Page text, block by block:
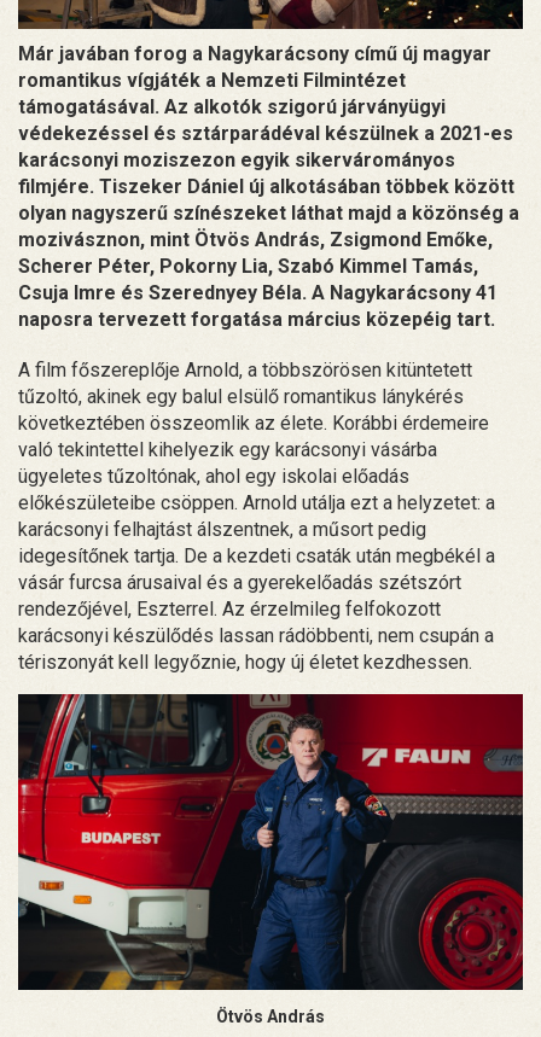
Már javában forog a Nagykarácsony című új magyar
romantikus vígjáték a Nemzeti Filmintézet
támogatásával. Az alkotók szigorú járványügyi
védekezéssel és sztárparádéval készülnek a 2021-es
karácsonyi moziszezon egyik sikervárományos
filmjére. Tiszeker Dániel új alkotásában többek között
olyan nagyszerű színészeket láthat majd a közönség a
mozivásznon, mint Ötvös András, Zsigmond Emőke,
Scherer Péter, Pokorny Lia, Szabó Kimmel Tamás,
Csuja Imre és Szerednyey Béla. A Nagykarácsony 41
naposra tervezett forgatása március közepéig tart.
A film főszereplője Arnold, a többszörösen kitüntetett
tűzoltó, akinek egy balul elsülő romantikus lánykérés
következtében összeomlik az élete. Korábbi érdemeire
való tekintettel kihelyezik egy karácsonyi vásárba
ügyeletes tűzoltónak, ahol egy iskolai előadás
előkészületeibe csöppen. Arnold utálja ezt a helyzetet: a
karácsonyi felhajtást álszentnek, a műsort pedig
idegesítőnek tartja. De a kezdeti csaták után megbékél a
vásár furcsa árusaival és a gyerekelőadás szétszórt
rendezőjével, Eszterrel. Az érzelmileg felfokozott
karácsonyi készülődés lassan rádöbbenti, nem csupán a
tériszonyát kell legyőznie, hogy új életet kezdhessen.
Ötvös András